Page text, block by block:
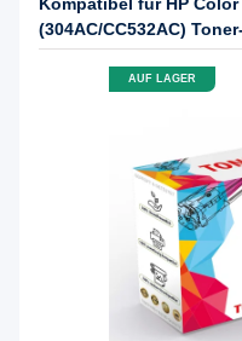
(304AC/CC532AC)
AUF LAGER